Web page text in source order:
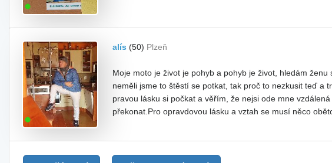
alís (50) Plzeň
Moje moto je život je pohyb a pohyb je život, hledám
neměli jsme to štěstí se potkat, tak proč to nezkusit teď a
pravou lásku si počkat a věřím, že nejsi ode mne
překonat.Pro opravdovou lásku a vztah se musí něco